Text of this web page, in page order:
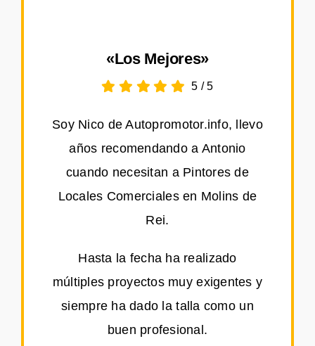
«Los Mejores»
5 /5
Soy Nico de Autopromotor.info, llevo
años recomendando a Antonio
cuando necesitan a Pintores de
Locales Comerciales en Molins de
Rei.
Hasta la fecha ha realizado
múltiples proyectos muy exigentes y
siempre ha dado la talla como un
buen profesional.